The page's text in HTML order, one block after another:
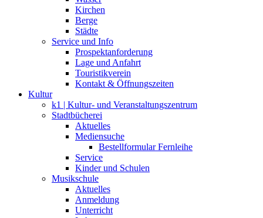
Kirchen
Berge
Städte
Service und Info
Prospektanforderung
Lage und Anfahrt
Touristikverein
Kontakt & Öffnungszeiten
Kultur
k1 | Kultur- und Veranstaltungszentrum
Stadtbücherei
Aktuelles
Mediensuche
Bestellformular Fernleihe
Service
Kinder und Schulen
Musikschule
Aktuelles
Anmeldung
Unterricht